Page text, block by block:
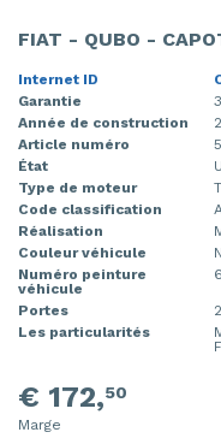
FIAT - QUBO -
Internet ID
Garantie
Année de construction
Article numéro
État
Type de moteur
Code classification
Réalisation
Couleur véhicule
Numéro peinture
véhicule
Portes
Les particularités
€ 172,50
Marge